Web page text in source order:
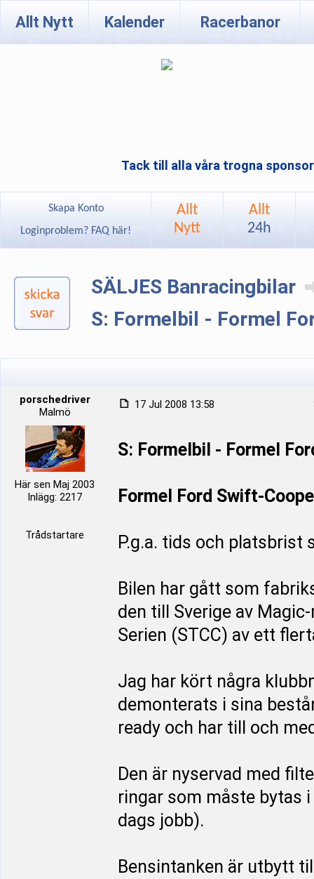
Allt Nytt Kalender Racerbanor
Tack till alla våra trogna
Skapa Konto
Loginproblem? FAQ här!
Allt
Nytt
Allt
24h
SÄLJES Banracingbilar
S: Formelbil - Formel
porschedriver
Malmö
Här sen Maj 2003
Inlägg: 2217
Trådstartare
17 Jul 2008 13:58
S: Formelbil - Formel
Formel Ford Swift-
P.g.a. tids och platsbrist
Bilen har gått som
den till Sverige av
Serien (STCC) av ett
Jag har kört några
demonterats i sina
ready och har till och
Den är nyservad med
ringar som måste bytas
dags jobb).
Bensintanken är utbytt